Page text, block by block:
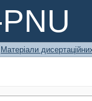
Матеріали